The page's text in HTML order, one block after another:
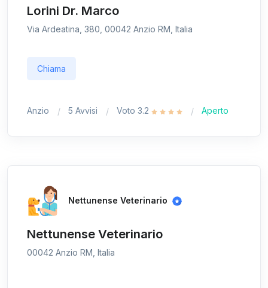
Lorini Dr. Marco
Via Ardeatina, 380, 00042 Anzio RM, Italia
Chiama
Anzio 5 Avvisi Voto 3.2 Aperto
Nettunense Veterinario
Nettunense Veterinario
00042 Anzio RM, Italia